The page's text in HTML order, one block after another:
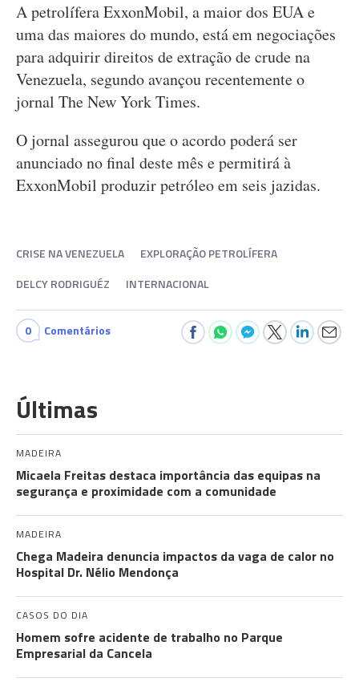
A petrolífera ExxonMobil, a maior dos EUA e
uma das maiores do mundo, está em negociações
para adquirir direitos de extração de crude na
Venezuela, segundo avançou recentemente o
jornal The New York Times.
O jornal assegurou que o acordo poderá ser
anunciado no final deste mês e permitirá à
ExxonMobil produzir petróleo em seis jazidas.
CRISE NA VENEZUELA
EXPLORAÇÃO PETROLÍFERA
DELCY RODRIGUÉZ
INTERNACIONAL
0 Comentários
Últimas
MADEIRA
Micaela Freitas destaca importância das equipas na
segurança e proximidade com a comunidade
MADEIRA
Chega Madeira denuncia impactos da vaga de calor no
Hospital Dr. Nélio Mendonça
CASOS DO DIA
Homem sofre acidente de trabalho no Parque
Empresarial da Cancela